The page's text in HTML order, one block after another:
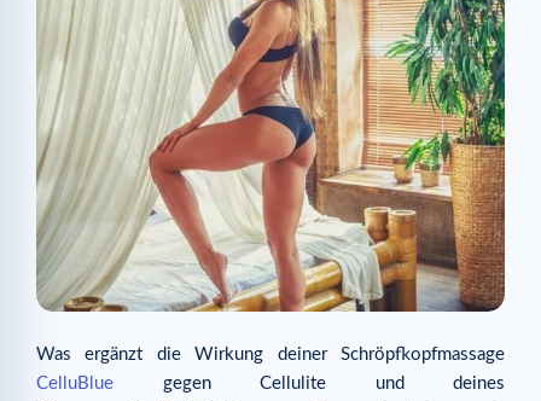
Was ergänzt die Wirkung deiner Schröpfkopfmassage
CelluBlue gegen Cellulite und deines